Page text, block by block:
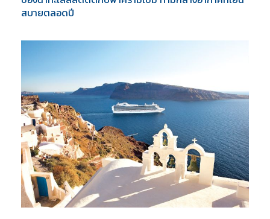
สบายตลอดปี